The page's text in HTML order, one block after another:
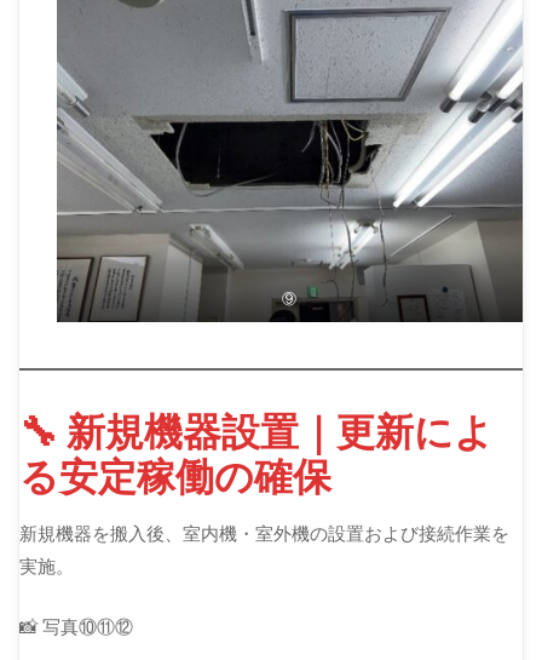
⑨
🔧 新規機器設置｜更新によ
る安定稼働の確保
新規機器を搬入後、室内機・室外機の設置および接続作業を
実施。
📸 写真⑩⑪⑫